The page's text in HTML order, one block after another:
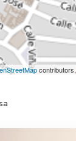
contributors,